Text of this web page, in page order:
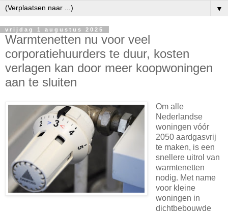
▼
vrijdag 1 augustus 2025
Warmtenetten nu voor veel
corporatiehuurders te duur, kosten
verlagen kan door meer koopwoningen
aan te sluiten
Om alle
Nederlandse
woningen vóór
2050 aardgasvrij
te maken, is een
snellere uitrol van
warmtenetten
nodig. Met name
voor kleine
woningen in
dichtbebouwde